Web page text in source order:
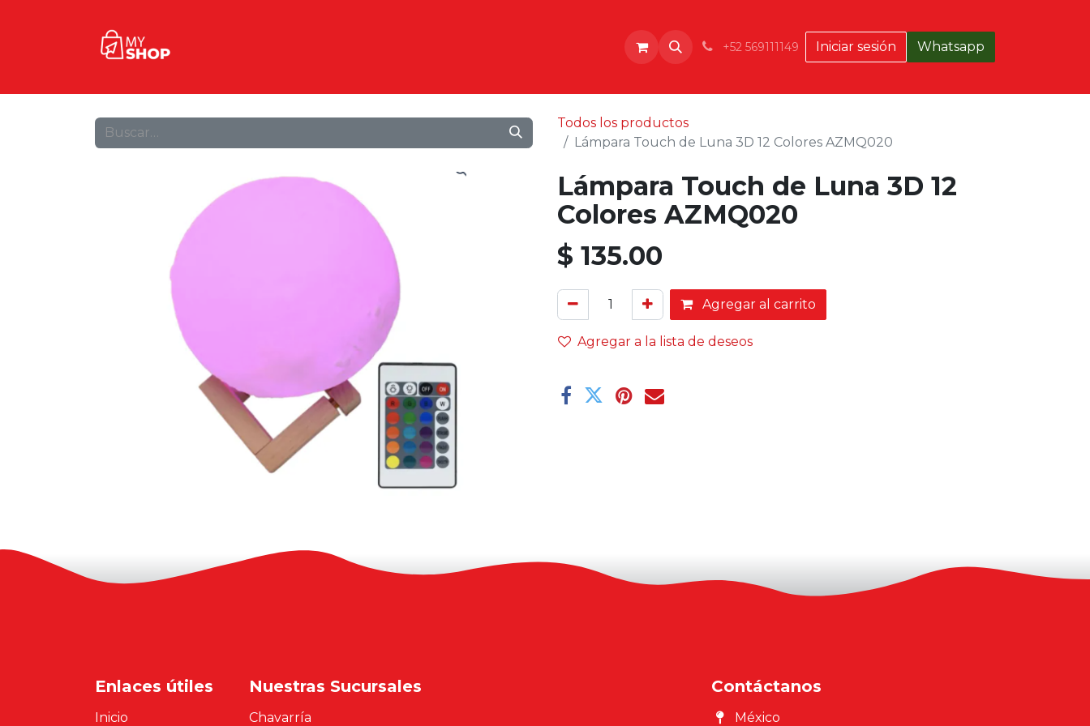
+52 569111149 Iniciar sesión Whatsapp
Todos los productos
Lámpara Touch de Luna 3D 12 Colores AZMQ020
Lámpara Touch de Luna 3D 12
Colores AZMQ020
$ 135.00
Agregar al carrito
Agregar a la lista de deseos
Enlaces útiles
Inicio
Nuestras Sucursales
Chavarría
Contáctanos
México